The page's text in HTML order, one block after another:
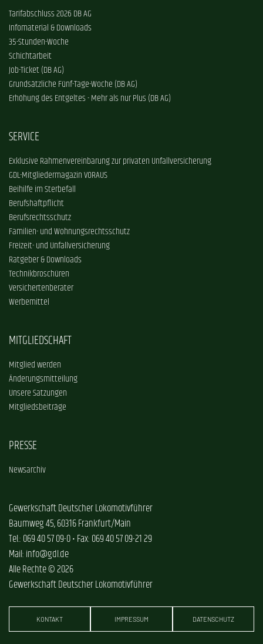
Tarifabschluss 2026 DB AG
Infomaterial & Downloads
35-Stunden-Woche
Schichtarbeit
Job-Ticket (DB AG)
Grundsätzliche Fünf-Tage-Woche (DB AG)
Erhöhung des Entgeltes - Mehr als nur Plus (DB AG)
SERVICE
Exklusive Rahmenvereinbarung zur privaten Unfallversicherung
GDL-Mitgliedermagazin VORAUS
Beihilfe im Sterbefall
Berufshaftpflicht
Berufsrechtsschutz
Familien- und Wohnungsrechtsschutz
Freizeit- und Unfallversicherung
Ratgeber & Downloads
Technikbroschüren
Versichertenberater
Werbemittel
MITGLIEDSCHAFT
Mitglied werden
Änderungsmitteilung
Unsere Satzungen
Mitgliedsbeiträge
PRESSE
Newsarchiv
Gewerkschaft Deutscher Lokomotivführer
Baumweg 45, 60316 Frankfurt/Main
Tel.: 069 40 57 09-0 • Fax: 069 40 57 09-21 29
Mail: info@gdl.de
Alle Rechte © 2026
Gewerkschaft Deutscher Lokomotivführer
KONTAKT IMPRESSUM DATENSCHUTZ